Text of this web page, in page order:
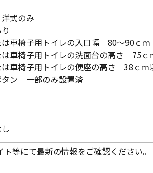
式のみ
は車椅子用トイレの入口幅 80～90ｃｍ
車椅子用トイレの洗面台の高さ 75ｃ
車椅子用トイレの便座の高さ 38ｃｍ
タン 一部のみ設置済
等にて最新の情報をご確認ください。